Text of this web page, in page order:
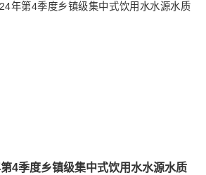
年第4季度乡镇级集中式饮用水水源水质
4季度乡镇级集中式饮用水水源水质